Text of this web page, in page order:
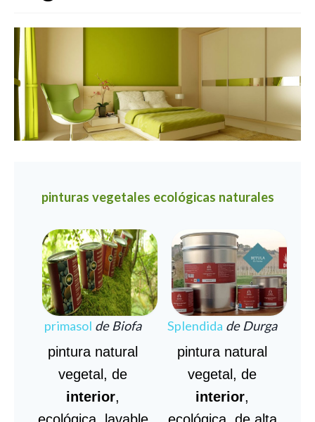
Galería
Contacto
Tienda
Política de envíos y devoluciones
pinturas vegetales ecológicas naturales
primasol de Biofa
pintura natural
vegetal, de
interior,
Splendida de Durga
pintura natural
vegetal, de
interior,